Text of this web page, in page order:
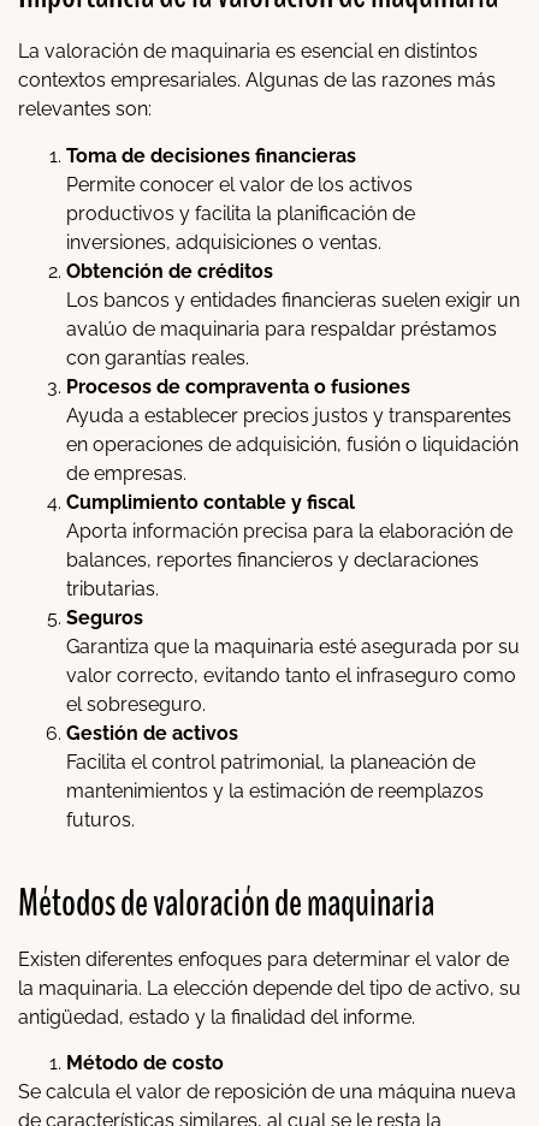
La valoración de maquinaria es esencial en distintos
contextos empresariales. Algunas de las razones más
relevantes son:
Toma de decisiones financieras
Permite conocer el valor de los activos
productivos y facilita la planificación de
inversiones, adquisiciones o ventas.
Obtención de créditos
Los bancos y entidades financieras suelen exigir un
avalúo de maquinaria para respaldar préstamos
con garantías reales.
Procesos de compraventa o fusiones
Ayuda a establecer precios justos y transparentes
en operaciones de adquisición, fusión o liquidación
de empresas.
Cumplimiento contable y fiscal
Aporta información precisa para la elaboración de
balances, reportes financieros y declaraciones
tributarias.
Seguros
Garantiza que la maquinaria esté asegurada por su
valor correcto, evitando tanto el infraseguro como
el sobreseguro.
Gestión de activos
Facilita el control patrimonial, la planeación de
mantenimientos y la estimación de reemplazos
futuros.
Métodos de valoración de maquinaria
Existen diferentes enfoques para determinar el valor de
la maquinaria. La elección depende del tipo de activo, su
antigüedad, estado y la finalidad del informe.
Método de costo
Se calcula el valor de reposición de una máquina nueva
de características similares, al cual se le resta la